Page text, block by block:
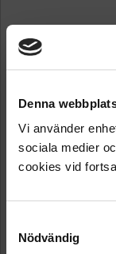
Denna
Vi använder
sociala medier
cookies vid
Nödvändig